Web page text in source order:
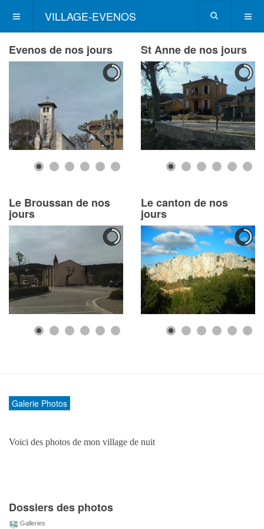
VILLAGE-EVENOS
Evenos de nos jours St Anne de nos jours
Le Broussan de nos
jours
Le canton de nos
jours
Galerie Photos
Voici des photos de mon village de nuit
Dossiers des photos
Galleries